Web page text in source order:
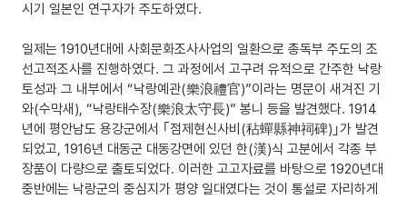
시기 일본인 연구자가 주도하였다.
일제는 1910년대에 사회문화조사사업의 일환으로 총독부 주도의 조
선고적조사를 진행하였다. 그 과정에서 고구려 유적으로 간주한 낙랑
토성과 그 내부에서 “낙랑예관(樂浪禮官)”이라는 명문이 새겨진 기
와(수막새), “낙랑태수장(樂浪太守長)” 봉니 등을 발견했다. 1914
년에 평안남도 용강군에서 ｢점제현신사비(秥蟬縣神祠碑)｣가 발견
되었고, 1916년 대동군 대동강면에 있던 한(漢)식 고분에서 각종 부
장품이 다량으로 출토되었다. 이러한 고고자료를 바탕으로 1920년대
중반에는 낙랑군의 중심지가 평양 일대였다는 것이 통설로 자리하게